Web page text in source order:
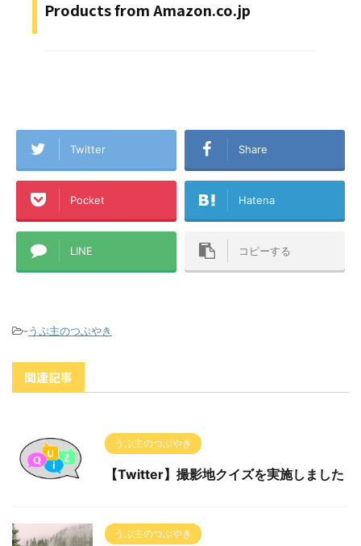
Products from Amazon.co.jp
Twitter Share
Pocket Hatena
LINE コピーする
-うぷ主のつぶやき
関連記事
うぷ主のつぶやき
【Twitter】撮影地クイズを実施しました
うぷ主のつぶやき